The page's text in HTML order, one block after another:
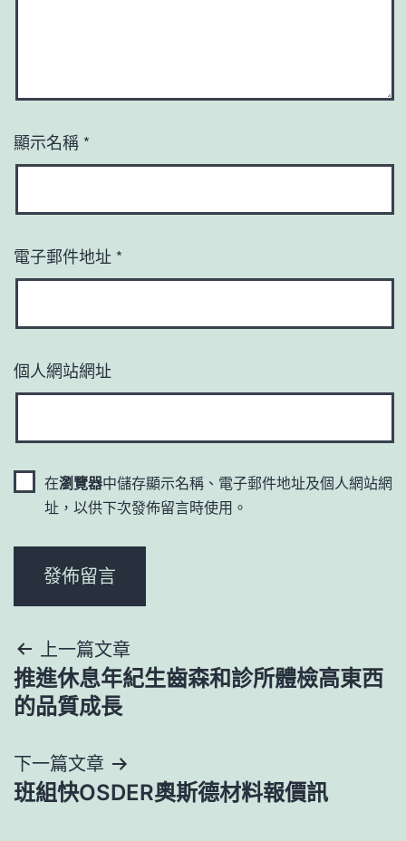
顯示名稱 *
電子郵件地址 *
個人網站網址
在瀏覽器中儲存顯示名稱、電子郵件地址及個人網站網
址，以供下次發佈留言時使用。
文
章
覽
上一篇文章
推進休息年紀生齒森和診所體檢高東西
的品質成長
下一篇文章
班組快OSDER奧斯德材料報價訊